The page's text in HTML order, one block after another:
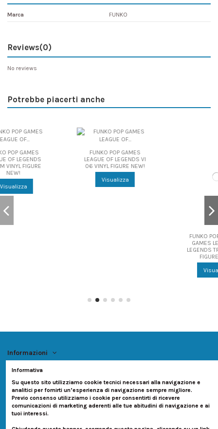
Marca FUNKO
Reviews(0)
No reviews
Potrebbe piacerti anche
POP GAMES
LEGENDS VI
FIGURE NEW!
FUNKO
LEAGUE OF
ASHE
NEW!
Informazioni
Contatti
Informativa
Su questo sito utilizziamo cookie tecnici necessari alla navigazione e
analitici per fornirti un’esperienza di navigazione sempre migliore.
Previo consenso utilizziamo i cookie per consentirti di ricevere
comunicazioni di marketing aderenti alle tue abitudini di navigazione e ai
tuoi interessi.